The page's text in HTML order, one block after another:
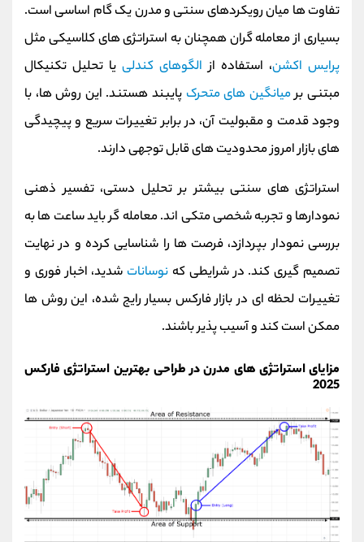
تفاوت‌ ها میان رویکردهای سنتی و مدرن یک گام اساسی است.
بسیاری از معامله‌ گران همچنان به استراتژی‌ های کلاسیکی مثل
پرایس‌ اکشن، استفاده از الگوهای کندلی یا تحلیل تکنیکال
مبتنی برمیانگین‌ های متحرک پایبند هستند. این روش‌ ها، با
وجود قدمت و مقبولیت آن، در برابر تغییرات سریع و پیچیدگی‌
های بازار امروز محدودیت‌ های قابل‌ توجهی دارند.
استراتژی‌ های سنتی بیشتر بر تحلیل دستی، تفسیر ذهنی
نمودارها و تجربه شخصی متکی‌ اند. معامله‌ گر باید ساعت‌ ها به
بررسی نمودار بپردازد، فرصت‌ ها را شناسایی کرده و در نهایت
تصمیم‌ گیری کند. در شرایطی که نوسانات شدید، اخبار فوری و
تغییرات لحظه‌ ای در بازار فارکس بسیار رایج شده، این روش‌ ها
ممکن است کند و آسیب‌ پذیر باشند.
مزایای استراتژی‌ های مدرن در طراحی بهترین استراتژی فارکس
2025